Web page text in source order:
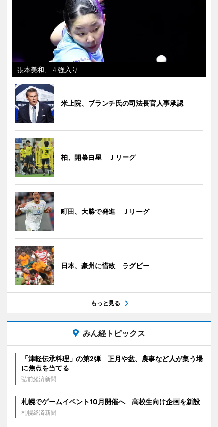
張本美和、４強入り
米上院、ブランチ氏の司法長官人事承認
柏、開幕白星 Ｊリーグ
町田、大勝で発進 Ｊリーグ
日本、豪州に惜敗 ラグビー
もっと見る
みん経トピックス
「津軽伝承料理」の第2弾 正月や盆、農事など人が集う場
に焦点を当てる
弘前経済新聞
札幌でゲームイベント10月開催へ 高校生向け企画を新設
札幌経済新聞